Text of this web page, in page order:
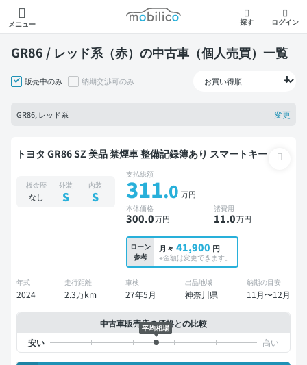
メニュー
モビリコ
探す ログイン
GR86 / レッド系（赤）の中古車（個人売買）一覧
販売中のみ 納期交渉可のみ
GR86, レッド系 変更
トヨタ GR86 SZ 美品 禁煙車 整備記録簿あり スマートキー
板金歴
なし
外装
S
内装
S
支払総額
311.0 万円
本体価格
300.0万円
諸費用
11.0万円
ローン
参考
月々 41,900 円
※金額は変更できます。
年式
2024
走行距離
2.3万km
車検
27年5月
出品地域
神奈川県
納期の目安
11月〜12月
中古車販売店の価格との比較
平均相場